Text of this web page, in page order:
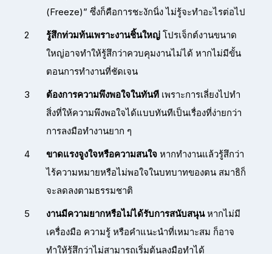
(Freeze)” ซึ่งก็คือการชะงักนิ่ง ไม่รู้จะทำอะไรต่อไป
รู้สึกท่วมท้นเพราะงานชิ้นใหญ่ โปรเจ็กต์งานขนาด
ใหญ่อาจทำให้รู้สึกว่าควบคุมงานไม่ได้ หากไม่มีขั้น
ตอนการทำงานที่ชัดเจน
ต้องการความพึงพอใจในทันที เพราะการเลี่ยงไปทำ
สิ่งที่ให้ความพึงพอใจได้แบบทันทีเป็นเรื่องที่ง่ายกว่า
การลงมือทำงานยาก ๆ
ขาดแรงจูงใจหรือความสนใจ หากทำงานแล้วรู้สึกว่า
ไร้ความหมายหรือไม่พอใจในบทบาทของตน สมาธิก็
จะลดลงตามธรรมชาติ
งานมีความยากหรือไม่ได้รับการสนับสนุนหากไม่มี
เครื่องมือ ความรู้ หรือคำแนะนำที่เหมาะสม ก็อาจ
ทำให้รู้สึกว่าไม่สามารถเริ่มต้นลงมือทำได้